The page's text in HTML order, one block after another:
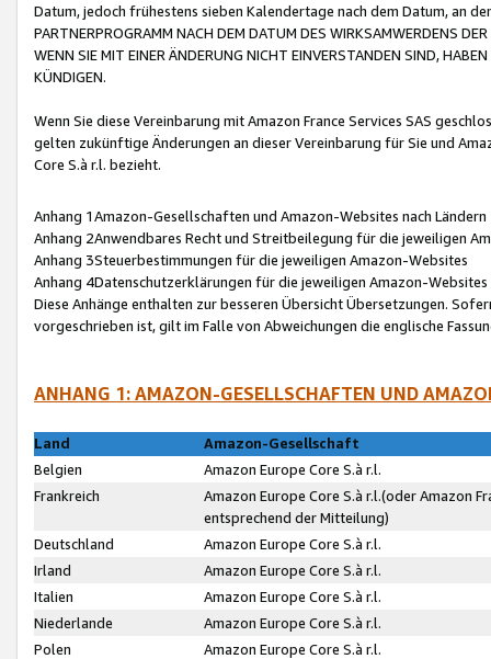
Datum, jedoch frühestens sieben Kalendertage nach dem Datum, an
PARTNERPROGRAMM NACH DEM DATUM DES WIRKSAMWERDENS
WENN SIE MIT EINER ÄNDERUNG NICHT EINVERSTANDEN SIND,
KÜNDIGEN.
Wenn Sie diese Vereinbarung mit Amazon France Services SAS
gelten zukünftige Änderungen an dieser Vereinbarung für Sie und
Core S.à r.l. bezieht.
Anhang 1Amazon-Gesellschaften und Amazon-Websites nach Ländern
Anhang 2Anwendbares Recht und Streitbeilegung für die jeweiligen
Anhang 3Steuerbestimmungen für die jeweiligen Amazon-Websites
Anhang 4Datenschutzerklärungen für die jeweiligen Amazon-Websites
Diese Anhänge enthalten zur besseren Übersicht Übersetzungen.
vorgeschrieben ist, gilt im Falle von Abweichungen die englische
ANHANG 1: AMAZON-GESELLSCHAFTEN UND
Land
Amazon-Gesellschaft
Belgien
Amazon Europe Core S.à r.l.
Frankreich
Amazon Europe Core S.à r.l.(oder Amazon
entsprechend der Mitteilung)
Deutschland
Amazon Europe Core S.à r.l.
Irland
Amazon Europe Core S.à r.l.
Italien
Amazon Europe Core S.à r.l.
Niederlande
Amazon Europe Core S.à r.l.
Polen
Amazon Europe Core S.à r.l.